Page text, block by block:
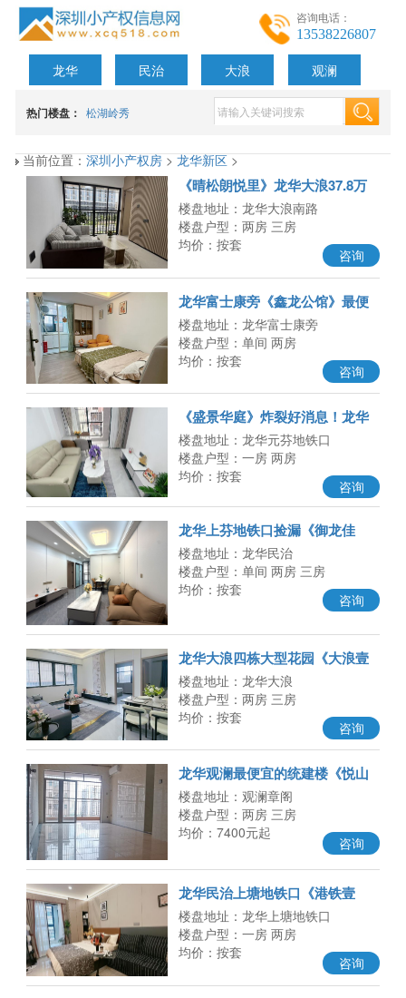
咨询电话：
13538226807
龙华 民治 大浪 观澜
热门楼盘： 松湖岭秀
当前位置：深圳小产权房>龙华新区>
《晴松朗悦里》龙华大浪37.8万
的两房大家见过没，还能落户
楼盘地址：龙华大浪南路
楼盘户型：两房 三房
均价：按套
咨询
龙华富士康旁《鑫龙公馆》最便
宜的房子来了，两房总价33.8万
楼盘地址：龙华富士康旁
楼盘户型：单间 两房
均价：按套
咨询
《盛景华庭》炸裂好消息！龙华
元芬地铁口 原来100多万的两房
将
楼盘地址：龙华元芬地铁口
楼盘户型：一房 两房
均价：按套
咨询
龙华上芬地铁口捡漏《御龙佳
园》总价29.8万起，民水电 可以
落
楼盘地址：龙华民治
楼盘户型：单间 两房 三房
均价：按套
咨询
龙华大浪四栋大型花园《大浪壹
号》总价69.8万起，带停车场 可
楼盘地址：龙华大浪
楼盘户型：两房 三房
均价：按套
咨询
龙华观澜最便宜的统建楼《悦山
府》单价7400元起，可以落户上
学
楼盘地址：观澜章阁
楼盘户型：两房 三房
均价：7400元起
咨询
龙华民治上塘地铁口《港铁壹
号》19.8万一套起 红山片区最便
宜
楼盘地址：龙华上塘地铁口
楼盘户型：一房 两房
均价：按套
咨询